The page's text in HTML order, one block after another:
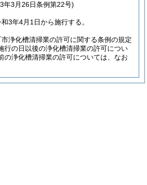
年3月26日条例第22号)
3年4月1日から施行する。
浄化槽清掃業の許可に関する条例の規定
行の日以後の浄化槽清掃業の許可につい
の浄化槽清掃業の許可については、なお